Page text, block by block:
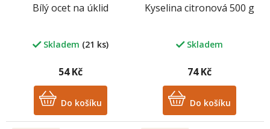
Bílý ocet na úklid
Skladem (21 ks)
54 Kč
Do košíku
Kyselina citronová 500 g
Skladem
74 Kč
Do košíku